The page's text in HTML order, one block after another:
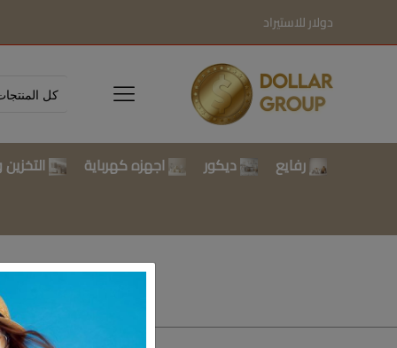
دولار للاستيراد
رفايع ديكور اجهزه كهرباية